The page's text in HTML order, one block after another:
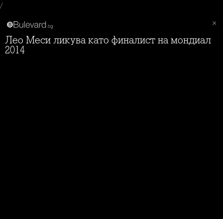
/
Лео Меси ликува като финалист на мондиал
2014